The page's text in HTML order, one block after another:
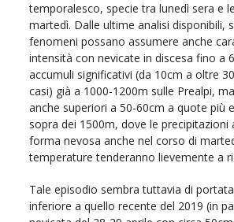
temporalesco, specie tra lunedì sera e
martedì. Dalle ultime analisi disponibili,
fenomeni possano assumere anche
intensità con nevicate in discesa fino a
accumuli significativi (da 10cm a oltre
casi) già a 1000-1200m sulle Prealpi,
anche superiori a 50-60cm a quote più
sopra dei 1500m, dove le precipitazioni
forma nevosa anche nel corso di
temperature tenderanno lievemente a
Tale episodio sembra tuttavia di
inferiore a quello recente del 2019 (in